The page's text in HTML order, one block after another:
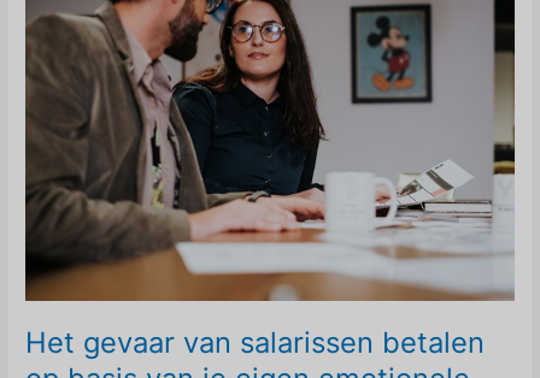
in
Psychotherapie
Het gevaar van salarissen betalen